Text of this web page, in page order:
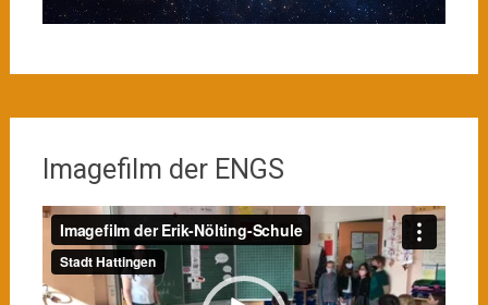
Imagefilm der ENGS
Video-
Player